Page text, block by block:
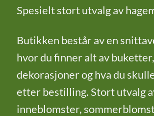
Spesielt stort utvalg av
Butikken består av en
hvor du finner alt av buketter,
dekorasjoner og hva du
etter bestilling. Stort utvalg
inneblomster,